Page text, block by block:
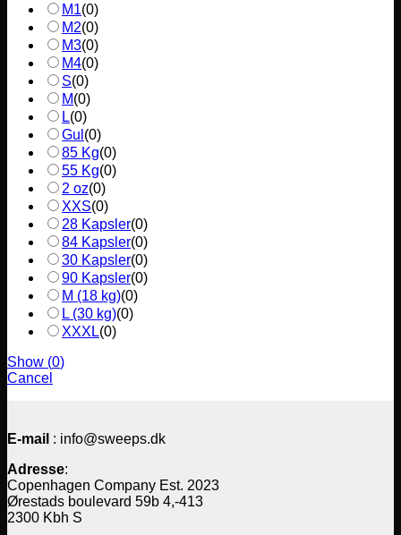
M1(0)
M2(0)
M3(0)
M4(0)
S(0)
M(0)
L(0)
Gul (0)
85 Kg(0)
55 Kg(0)
2 oz(0)
XXS(0)
28 Kapsler(0)
84 Kapsler(0)
30 Kapsler(0)
90 Kapsler(0)
M (18 kg)(0)
L (30 kg)(0)
XXXL(0)
Show (0)
Cancel
E-mail : info@sweeps.dk
Adresse:
Copenhagen Company Est. 2023
Ørestads boulevard 59b 4,-413
2300 Kbh S